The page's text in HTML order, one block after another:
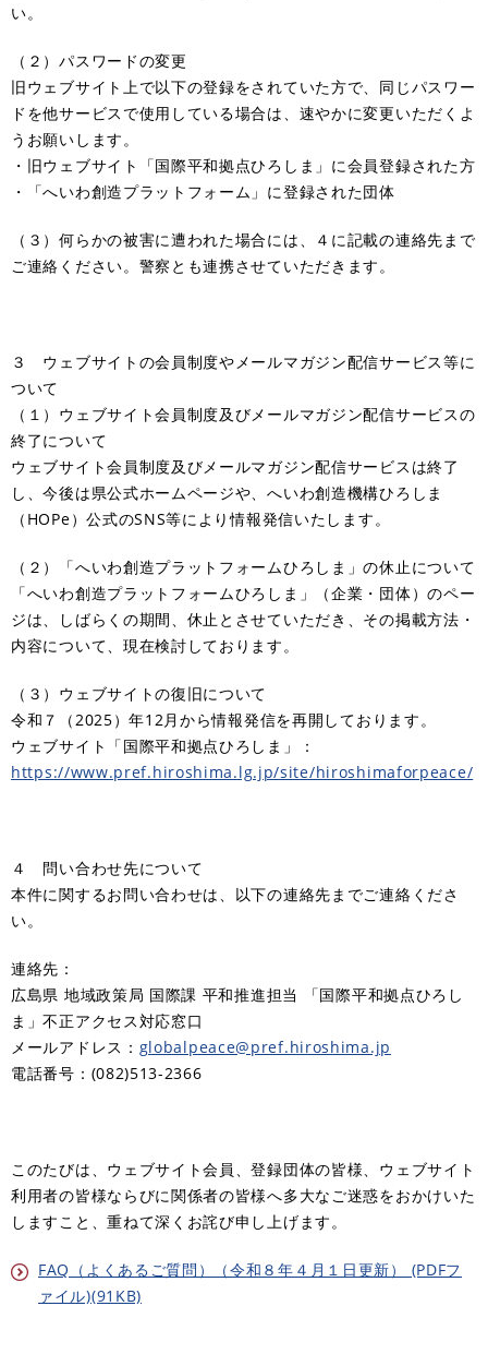
い。
（２）パスワードの変更
旧ウェブサイト上で以下の登録をされていた方で、同じパスワー
ドを他サービスで使用している場合は、速やかに変更いただくよ
うお願いします。
・旧ウェブサイト「国際平和拠点ひろしま」に会員登録された方
・「へいわ創造プラットフォーム」に登録された団体
（３）何らかの被害に遭われた場合には、４に記載の連絡先まで
ご連絡ください。警察とも連携させていただきます。
３ ウェブサイトの会員制度やメールマガジン配信サービス等に
ついて
（１）ウェブサイト会員制度及びメールマガジン配信サービスの
終了について
ウェブサイト会員制度及びメールマガジン配信サービスは終了
し、今後は県公式ホームページや、へいわ創造機構ひろしま
（HOPe）公式のSNS等により情報発信いたします。
（２）「へいわ創造プラットフォームひろしま」の休止について
「へいわ創造プラットフォームひろしま」（企業・団体）のペー
ジは、しばらくの期間、休止とさせていただき、その掲載方法・
内容について、現在検討しております。
（３）ウェブサイトの復旧について
令和７（2025）年12月から情報発信を再開しております。
ウェブサイト「国際平和拠点ひろしま」：
https://www.pref.hiroshima.lg.jp/site/hiroshimaforpeace/
４ 問い合わせ先について
本件に関するお問い合わせは、以下の連絡先までご連絡くださ
い。
連絡先：
広島県 地域政策局 国際課 平和推進担当 「国際平和拠点ひろし
ま」不正アクセス対応窓口
メールアドレス： globalpeace@pref.hiroshima.jp
電話番号：(082)513-2366
このたびは、ウェブサイト会員、登録団体の皆様、ウェブサイト
利用者の皆様ならびに関係者の皆様へ多大なご迷惑をおかけいた
しますこと、重ねて深くお詫び申し上げます。
FAQ（よくあるご質問）（令和８年４月１日更新） (PDFフ
ァイル)(91KB)